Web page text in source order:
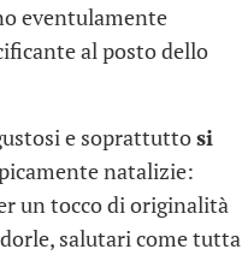
eventulamente
al posto dello
e soprattuttosi
natalizie:
un tocco di originalità
salutari come tutta